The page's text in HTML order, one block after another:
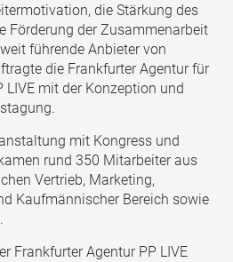
die Stärkung des
Förderung der Zusammenarbeit
führende Anbieter von
die Frankfurter Agentur für
mit der Konzeption und
mit Kongress und
rund 350 Mitarbeiter aus
Vertrieb, Marketing,
Kaufmännischer Bereich sowie
Frankfurter Agentur PP LIVE